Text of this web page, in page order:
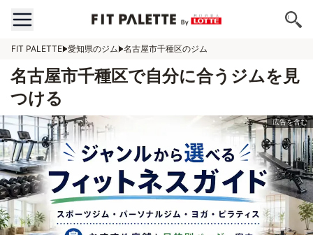
FIT PALETTE 愛知県のジム 名古屋市千種区のジム
名古屋市千種区で自分に合うジムを見
つける